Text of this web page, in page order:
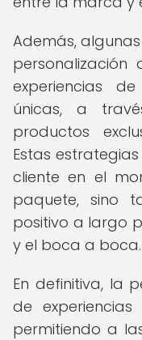
Además,
experiencias
únicas, a
productos
Estas
cliente en el
paquete, sino
positivo a largo
y el boca a boca.
En definitiva, la
de
permitiendo a